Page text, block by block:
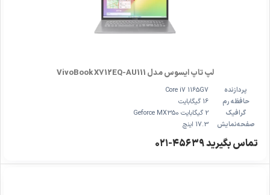
لپ تاپ ایسوس مدل VivoBook X712EQ-AU111
پردازنده
Core i7 1165G7
حافظه رم
16 گیگابایت
گرافیک
2 گیگابایت Geforce MX350
صفحه‌نمایش
17.3 اینچ
تماس بگیرید ۴۵۶۳۹-۰۲۱